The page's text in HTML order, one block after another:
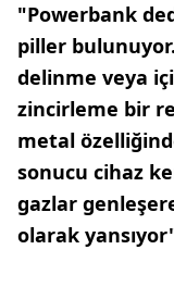
"Powerbank
piller
delinme veya
zincirleme bir
metal
sonucu cihaz
gazlar
olarak